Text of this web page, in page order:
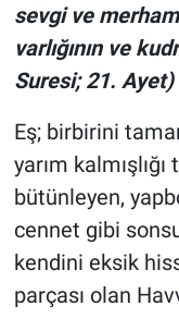
sevgi ve
varlığının ve
Suresi; 21. Ayet)
Eş; birbirini
yarım
bütünleyen,
cennet gibi
kendini eksik
parçası olan
Siyaset
Teknoloji
Yazarlar
Astroloji-